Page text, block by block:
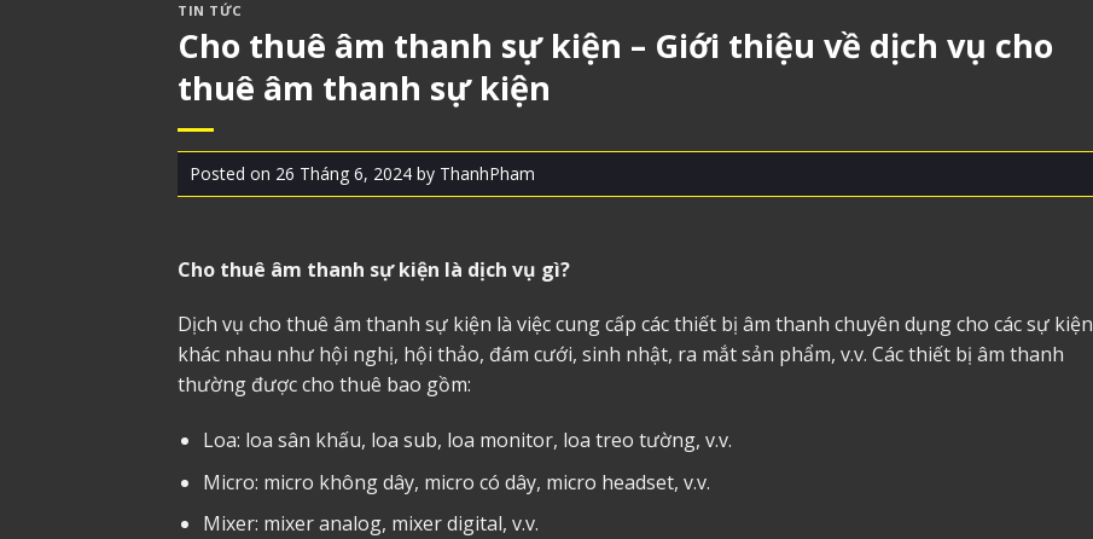
TIN TỨC
Cho thuê âm thanh sự kiện – Giới thiệu về dịch vụ cho
thuê âm thanh sự kiện
Posted on 26 Tháng 6, 2024 by ThanhPham
Cho thuê âm thanh sự kiện là dịch vụ gì?
Dịch vụ cho thuê âm thanh sự kiện là việc cung cấp các thiết bị âm thanh chuyên dụng cho các sự kiện
khác nhau như hội nghị, hội thảo, đám cưới, sinh nhật, ra mắt sản phẩm, v.v. Các thiết bị âm thanh
thường được cho thuê bao gồm:
Loa: loa sân khấu, loa sub, loa monitor, loa treo tường, v.v.
Micro: micro không dây, micro có dây, micro headset, v.v.
Mixer: mixer analog, mixer digital, v.v.